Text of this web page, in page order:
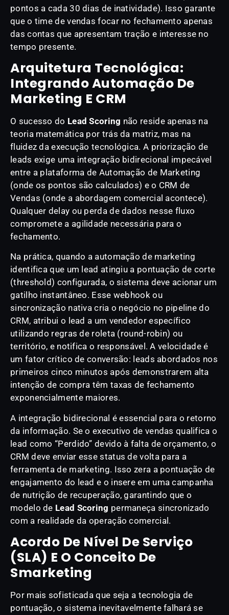
pontos a cada 30 dias de inatividade). Isso garante
que o time de vendas focar no fechamento apenas
das contas que apresentam tração e interesse no
tempo presente.
Arquitetura Tecnológica:
Integrando Automação De
Marketing E CRM
O sucesso do Lead Scoring não reside apenas na
teoria matemática por trás da matriz, mas na
fluidez da execução tecnológica. A priorização de
leads exige uma integração bidirecional impecável
entre a plataforma de Automação de Marketing
(onde os pontos são calculados) e o CRM de
Vendas (onde a abordagem comercial acontece).
Qualquer delay ou perda de dados nesse fluxo
compromete a agilidade necessária para o
fechamento.
Na prática, quando a automação de marketing
identifica que um lead atingiu a pontuação de corte
(threshold) configurada, o sistema deve acionar um
gatilho instantâneo. Esse webhook ou
sincronização nativa cria o negócio no pipeline do
CRM, atribui o lead a um vendedor específico
utilizando regras de roleta (round-robin) ou
território, e notifica o responsável. A velocidade é
um fator crítico de conversão: leads abordados nos
primeiros cinco minutos após demonstrarem alta
intenção de compra têm taxas de fechamento
exponencialmente maiores.
A integração bidirecional é essencial para o retorno
da informação. Se o executivo de vendas qualifica o
lead como “Perdido” devido à falta de orçamento, o
CRM deve enviar esse status de volta para a
ferramenta de marketing. Isso zera a pontuação de
engajamento do lead e o insere em uma campanha
de nutrição de recuperação, garantindo que o
modelo de Lead Scoring permaneça sincronizado
com a realidade da operação comercial.
Acordo De Nível De Serviço
(SLA) E O Conceito De
Smarketing
Por mais sofisticada que seja a tecnologia de
pontuação, o sistema inevitavelmente falhará se